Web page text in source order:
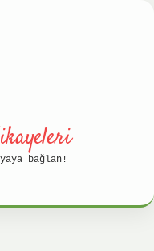
Politikası
bağlan!